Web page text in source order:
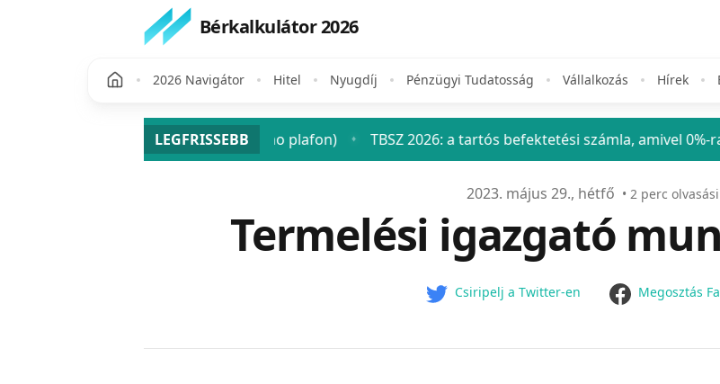
Bérkalkulátor 2026
2026 Navigátor Hitel Nyugdíj Pénzügyi Tudatosság Vállalkozás Hírek
LEGFRISSEBB
után? (SZJA + szocho plafon) TBSZ 2026: a tartós befektetési számla, amivel 0%-ra
2023. május 29., hétfő • 2 perc
Termelési igazgató
Csiripelj a Twitter-en facebook
Megosztás